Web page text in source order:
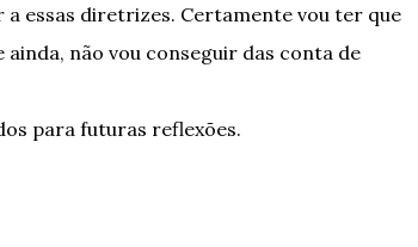
essas diretrizes. Certamente vou ter que
não vou conseguir das conta de
para futuras reflexões.